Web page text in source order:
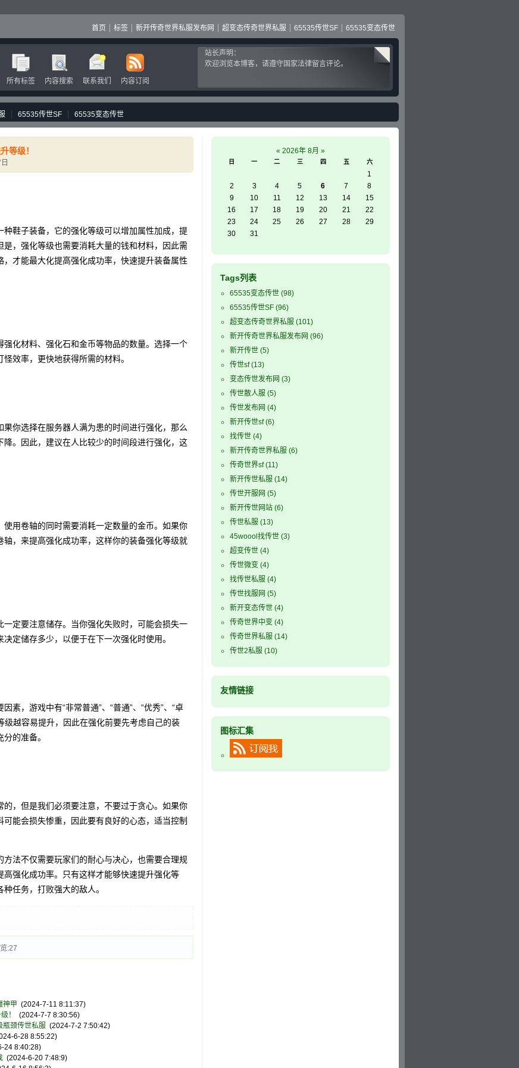
首页 标签 新开传奇世界私服发布网 超变态传奇世界私服 65535传世SF 65535变态传世
所有标签 内容搜索 联系我们 内容订阅
站长声明：
欢迎浏览本博客，请遵守国家法律留言评论。
65535传世SF 65535变态传世
等级！
鞋子装备，它的强化等级可以增加属性加成，提
，强化等级也需要消耗大量的钱和材料，因此需
才能最大化提高强化成功率，快速提升装备属性
化材料、强化石和金币等物品的数量。选择一个
效率，更快地获得所需的材料。
你选择在服务器人满为患的时间进行强化，那么
。因此，建议在人比较少的时间段进行强化，这
用卷轴的同时需要消耗一定数量的金币。如果你
，来提高强化成功率，这样你的装备强化等级就
定要注意储存。当你强化失败时，可能会损失一
定储存多少，以便于在下一次强化时使用。
，游戏中有“非常普通”、“普通”、“优秀”、“卓
级越容易提升，因此在强化前要先考虑自己的装
的准备。
，但是我们必须要注意，不要过于贪心。如果你
能会损失惨重，因此要有良好的心态，适当控制
法不仅需要玩家们的耐心与决心，也需要合理规
强化成功率。只有这样才能够快速提升强化等
任务，打败强大的敌人。
:27
神甲 (2024-7-11 8:11:37)
！
(2024-7-7 8:30:56)
瓶颈传世私服 (2024-7-2 7:50:42)
6-28 8:55:22)
24 8:40:28)
(2024-6-20 7:48:9)
« 2026年 8月 »
日 一 二 三 四 五 六
1
2
3 4 5 6 7
8
9
10 11 12 13 14
15
16
17 18 19 20 21
22
23
24 25 26 27 28
29
30
31
Tags列表
65535变态传世 (98)
65535传世SF (96)
超变态传奇世界私服 (101)
新开传奇世界私服发布网 (96)
新开传世 (5)
传世sf(13)
变态传世发布网 (3)
传世散人服 (5)
传世发布网 (4)
新开传世sf(6)
找传世 (4)
新开传奇世界私服 (6)
传奇世界sf(11)
新开传世私服 (14)
传世开服网 (5)
新开传世网站 (6)
传世私服 (13)
45woool找传世 (3)
超变传世 (4)
传世微变 (4)
找传世私服 (4)
传世找服网 (5)
新开变态传世 (4)
传奇世界中变 (4)
传奇世界私服 (14)
传世2私服 (10)
友情链接
图标汇集